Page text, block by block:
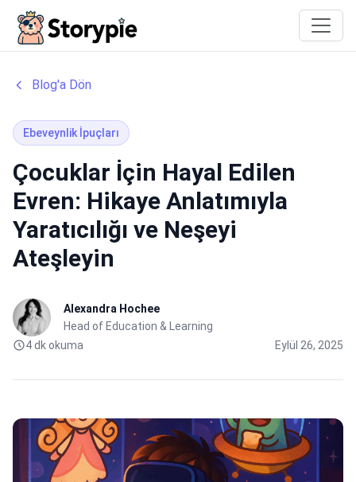
Blog'a Dön
Ebeveynlik İpuçları
Çocuklar İçin Hayal Edilen
Evren: Hikaye Anlatımıyla
Yaratıcılığı ve Neşeyi
Ateşleyin
Alexandra Hochee
Head of Education & Learning
4 dk okuma
Eylül 26, 2025